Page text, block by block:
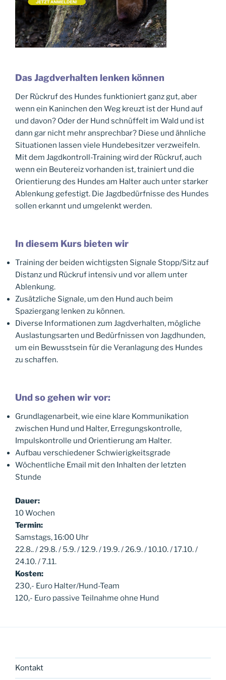
Das Jagdverhalten lenken können
Der Rückruf des Hundes funktioniert ganz gut, aber
wenn ein Kaninchen den Weg kreuzt ist der Hund auf
und davon? Oder der Hund schnüffelt im Wald und ist
dann gar nicht mehr ansprechbar? Diese und ähnliche
Situationen lassen viele Hundebesitzer verzweifeln.
Mit dem Jagdkontroll-Training wird der Rückruf, auch
wenn ein Beutereiz vorhanden ist, trainiert und die
Orientierung des Hundes am Halter auch unter starker
Ablenkung gefestigt. Die Jagdbedürfnisse des Hundes
sollen erkannt und umgelenkt werden.
In diesem Kurs bieten wir
Training der beiden wichtigsten Signale Stopp/Sitz auf
Distanz und Rückruf intensiv und vor allem unter
Ablenkung.
Zusätzliche Signale, um den Hund auch beim
Spaziergang lenken zu können.
Diverse Informationen zum Jagdverhalten, mögliche
Auslastungsarten und Bedürfnissen von Jagdhunden,
um ein Bewusstsein für die Veranlagung des Hundes
zu schaffen.
Und so gehen wir vor:
Grundlagenarbeit, wie eine klare Kommunikation
zwischen Hund und Halter, Erregungskontrolle,
Impulskontrolle und Orientierung am Halter.
Aufbau verschiedener Schwierigkeitsgrade
Wöchentliche Email mit den Inhalten der letzten
Stunde
Dauer:
10 Wochen
Termin:
Samstags, 16:00 Uhr
22.8.. / 29.8. / 5.9. / 12.9. / 19.9. / 26.9. / 10.10. / 17.10. /
24.10. / 7.11.
Kosten:
230,- Euro Halter/Hund-Team
120,- Euro passive Teilnahme ohne Hund
Kontakt